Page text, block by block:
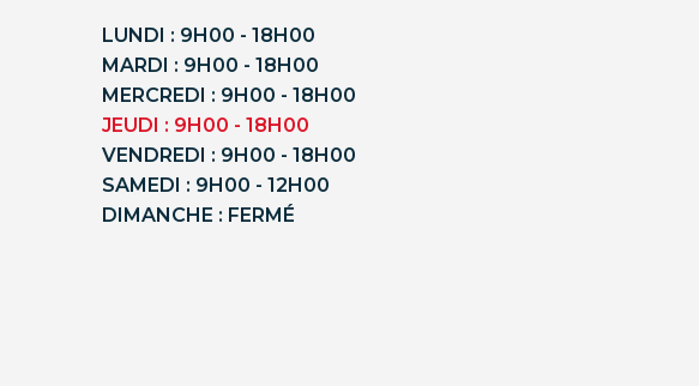
LUNDI : 9H00 - 18H00
MARDI : 9H00 - 18H00
MERCREDI : 9H00 - 18H00
JEUDI : 9H00 - 18H00
VENDREDI : 9H00 - 18H00
SAMEDI : 9H00 - 12H00
DIMANCHE : FERMÉ